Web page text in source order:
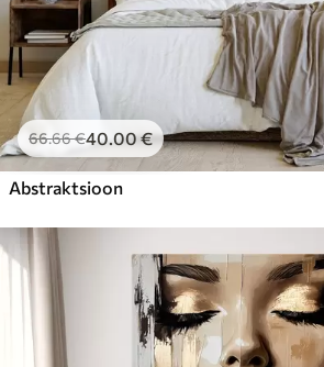
66.66€40.00€
Abstraktsioon